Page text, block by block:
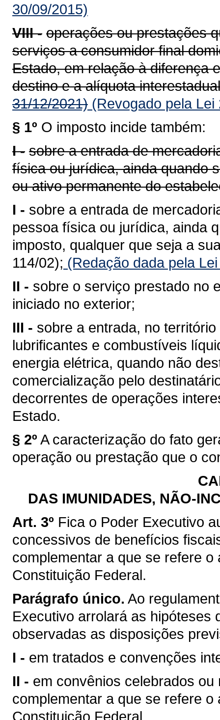
30/09/2015)
VIII - operações ou prestações
serviços a consumidor final
Estado, em relação à diferença
destino e a alíquota
31/12/2021) (Revogado pela
§ 1º O imposto incide também:
I - sobre a entrada de
física ou jurídica, ainda quando
ou ativo permanente do
I - sobre a entrada de
pessoa física ou jurídica, ainda
imposto, qualquer que seja a
114/02); (Redação dada pela
II - sobre o serviço prestado no
iniciado no exterior;
III - sobre a entrada, no
lubrificantes e combustíveis
energia elétrica, quando não
comercialização pelo
decorrentes de operações
Estado.
§ 2º A caracterização do fato
operação ou prestação que o
DAS IMUNIDADES, NÃO-
Art. 3º Fica o Poder Executivo
concessivos de benefícios
complementar a que se refere
Constituição Federal.
Parágrafo único. Ao
Executivo arrolará as hipóteses
observadas as disposições
I - em tratados e convenções
II - em convênios celebrados
complementar a que se refere
Constituição Federal.